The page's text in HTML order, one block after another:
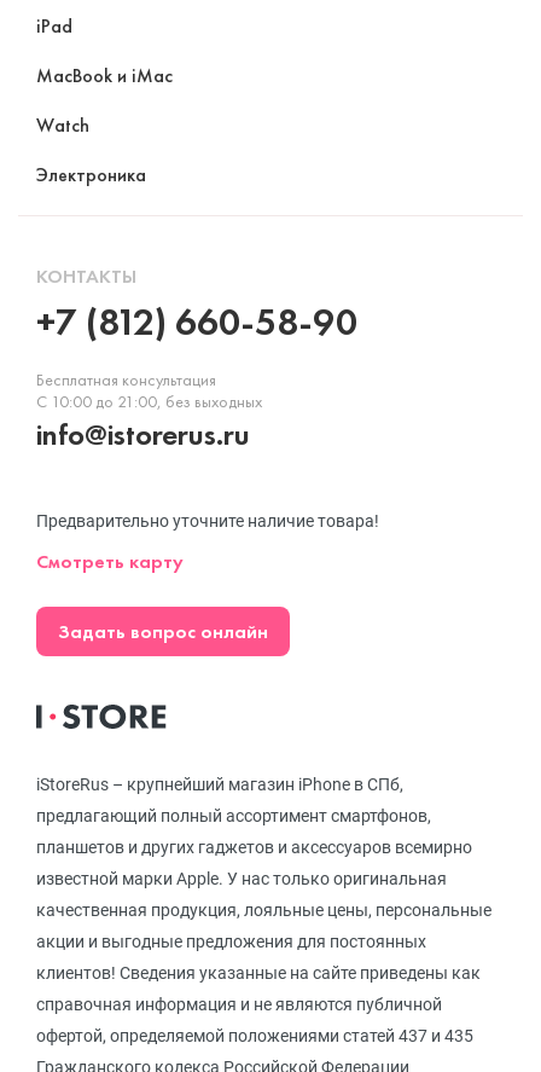
iStoreRus – крупнейший магазин iPhone в СПб,
предлагающий полный ассортимент смартфонов,
планшетов и других гаджетов и аксессуаров всемирно
известной марки Apple. У нас только оригинальная
качественная продукция, лояльные цены, персональные
акции и выгодные предложения для постоянных
клиентов! Сведения указанные на сайте приведены как
справочная информация и не являются публичной
офертой, определяемой положениями статей 437 и 435
Гражданского кодекса Российской Федерации
iPad
MacBook и iMac
Watch
Электроника
КОНТАКТЫ
+7 (812) 660-58-90
Бесплатная консультация
С 10:00 до 21:00, без выходных
info@istorerus.ru
Предварительно уточните наличие товара!
Смотреть карту
Задать вопрос онлайн